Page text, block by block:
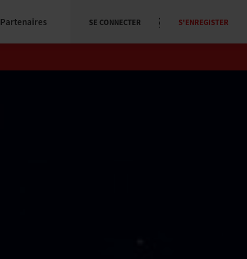
Partenaires SE CONNECTER S'ENREGISTER